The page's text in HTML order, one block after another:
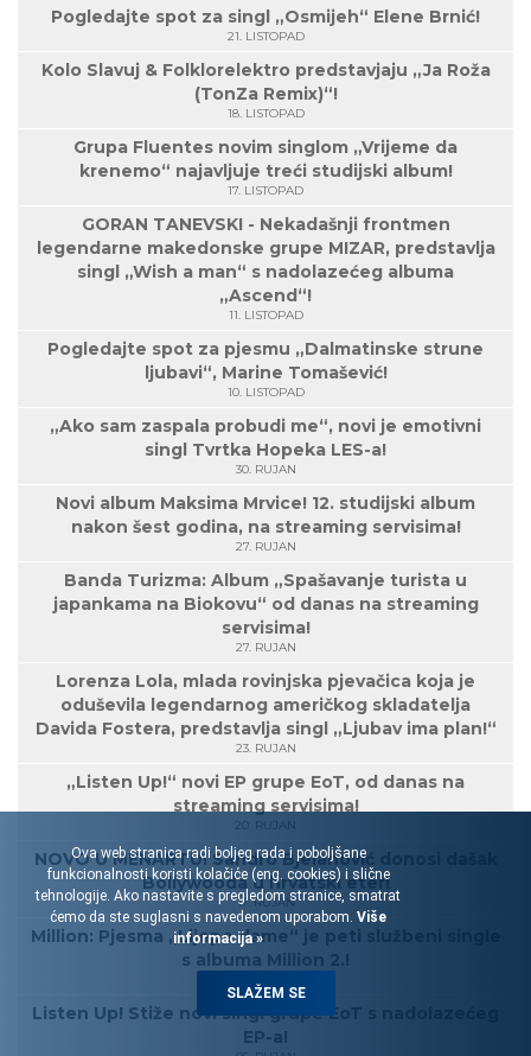
Pogledajte spot za singl „Osmijeh“ Elene Brnić!
21. LISTOPAD
Kolo Slavuj & Folklorelektro predstavjaju „Ja Roža
(TonZa Remix)“!
18. LISTOPAD
Grupa Fluentes novim singlom „Vrijeme da
krenemo“ najavljuje treći studijski album!
17. LISTOPAD
GORAN TANEVSKI - Nekadašnji frontmen
legendarne makedonske grupe MIZAR, predstavlja
singl „Wish a man“ s nadolazećeg albuma
„Ascend“!
11. LISTOPAD
Pogledajte spot za pjesmu „Dalmatinske strune
ljubavi“, Marine Tomašević!
10. LISTOPAD
„Ako sam zaspala probudi me“, novi je emotivni
singl Tvrtka Hopeka LES-a!
30. RUJAN
Novi album Maksima Mrvice! 12. studijski album
nakon šest godina, na streaming servisima!
27. RUJAN
Banda Turizma: Album „Spašavanje turista u
japankama na Biokovu“ od danas na streaming
servisima!
27. RUJAN
Lorenza Lola, mlada rovinjska pjevačica koja je
oduševila legendarnog američkog skladatelja
Davida Fostera, predstavlja singl „Ljubav ima plan!“
23. RUJAN
„Listen Up!“ novi EP grupe EoT, od danas na
streaming servisima!
20. RUJAN
NOVO U MENARTU! Sandro Bjelanović donosi dašak
Bollywooda u hrvatski eter!
17. RUJAN
Million: Pjesma „Lijepe dame“ je peti službeni single
s albuma Million 2.!
Listen Up! Stiže novi singl grupe EoT s nadolazećeg
EP-a!
Ova web stranica radi boljeg rada i poboljšane
funkcionalnosti koristi kolačiće (eng. cookies) i slične
tehnologije. Ako nastavite s pregledom stranice, smatrat
ćemo da ste suglasni s navedenom uporabom. Više
informacija »
SLAŽEM SE